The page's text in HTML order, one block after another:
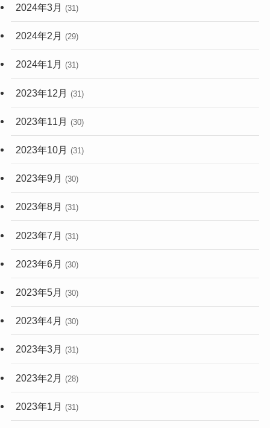
2024年3月 (31)
2024年2月 (29)
2024年1月 (31)
2023年12月 (31)
2023年11月 (30)
2023年10月 (31)
2023年9月 (30)
2023年8月 (31)
2023年7月 (31)
2023年6月 (30)
2023年5月 (30)
2023年4月 (30)
2023年3月 (31)
2023年2月 (28)
2023年1月 (31)